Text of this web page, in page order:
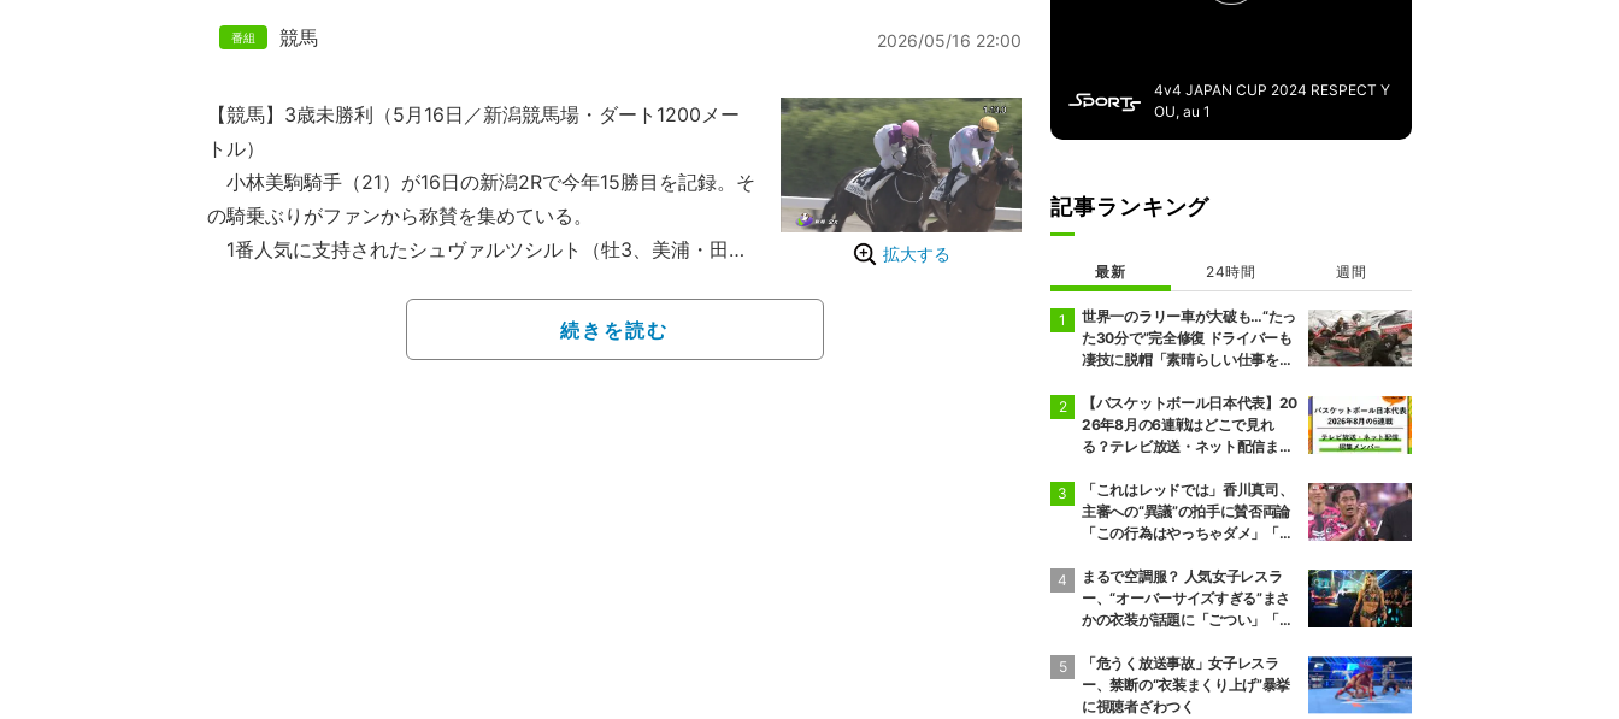
競馬 2026/05/16 22:00
拡大する
【競馬】3歳未勝利（5月16日／新潟競馬場・ダート1200メー
トル）
小林美駒騎手（21）が16日の新潟2Rで今年15勝目を記録。そ
の騎乗ぶりがファンから称賛を集めている。
1番人気に支持されたシュヴァルツシルト（牡3、美浦・田
番枠から好スタートを切ると、押して前へ。道中3番手から直
線で前を捕らえにかかると、残り200メートルでナムラロダン
続きを読む
4v4 JAPAN CUP 2024 RESPECT Y
OU, au 1
記事ランキング
最新 24時間 週間
世界一のラリー車が大破も…“たっ
た30分で”完全修復 ドライバーも
凄技に脱帽「素晴らしい仕事をし
【バスケットボール日本代表】20
26年8月の6連戦はどこで見れ
る？テレビ放送・ネット配信まと
「これはレッドでは」香川真司、
主審への“異議”の拍手に賛否両論
「この行為はやっちゃダメ」「怒
まるで空調服？ 人気女子レスラ
ー、“オーバーサイズすぎる”まさ
かの衣装が話題に「ごつい」「肩
「危うく放送事故」女子レスラ
ー、禁断の“衣装まくり上げ”暴挙
に視聴者ざわつく